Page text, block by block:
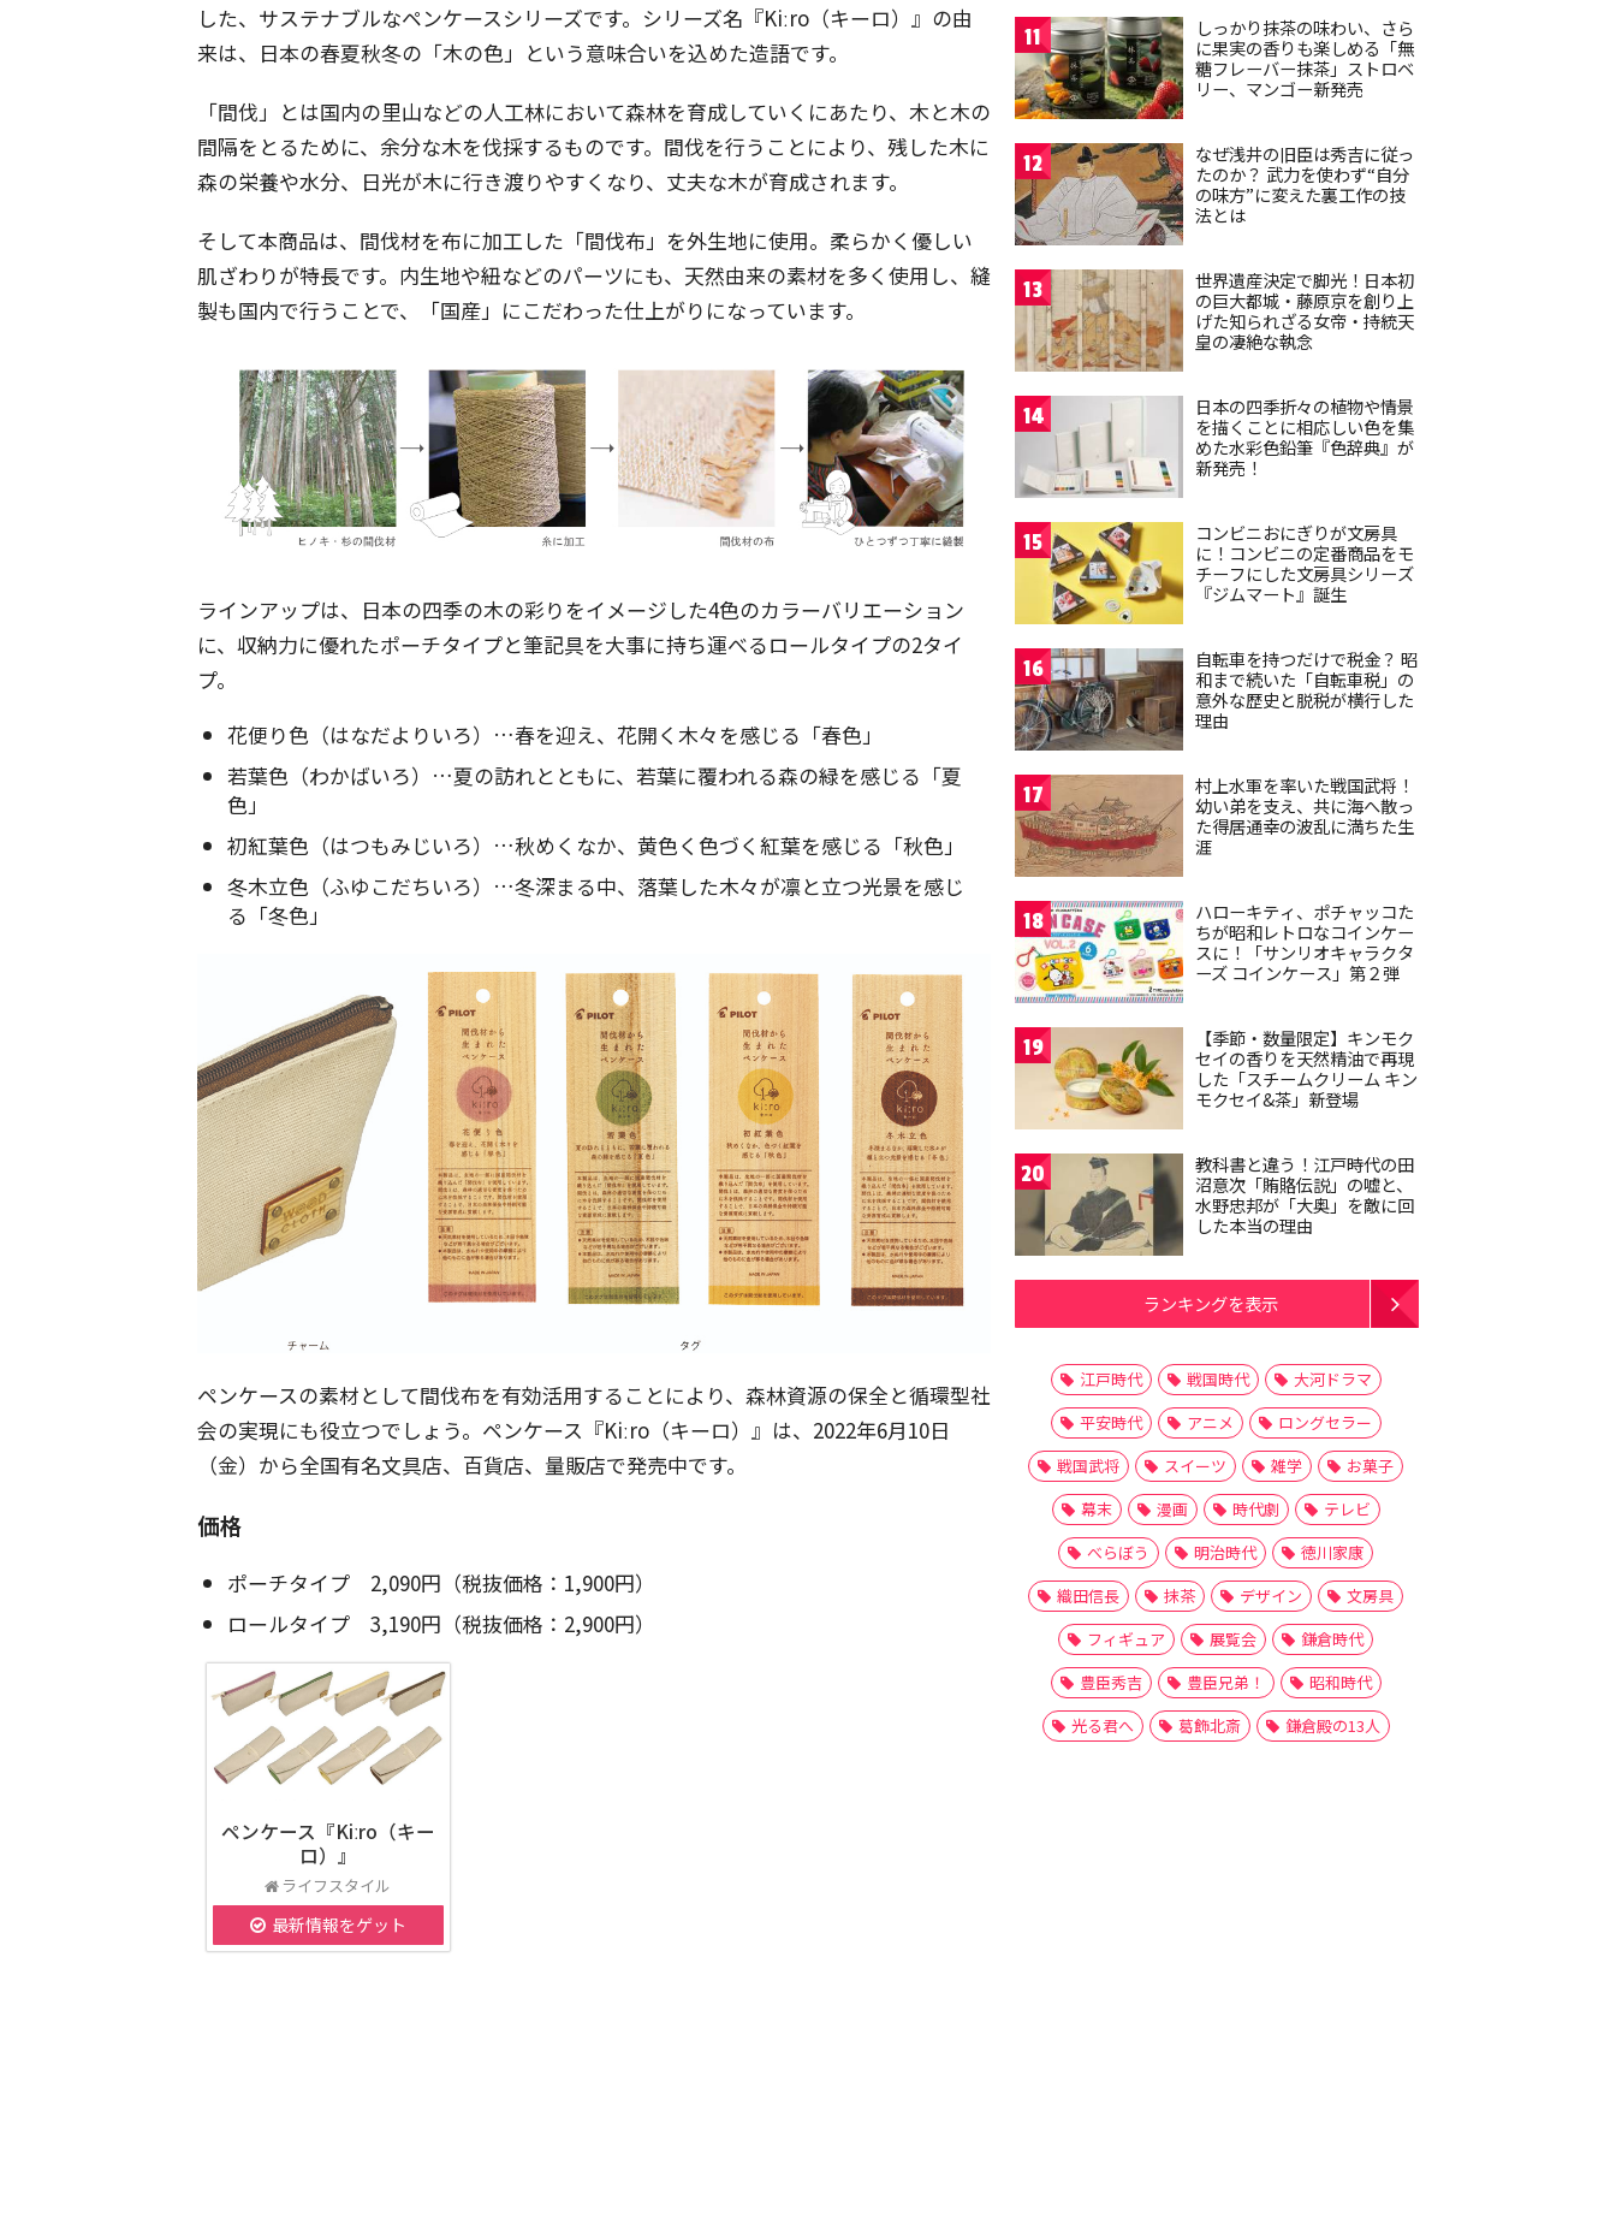
した、サステナブルなペンケースシリーズです。シリーズ名『Kiːro（キーロ）』の由
来は、日本の春夏秋冬の「木の色」という意味合いを込めた造語です。
「間伐」とは国内の里山などの人工林において森林を育成していくにあたり、木と木の
間隔をとるために、余分な木を伐採するものです。間伐を行うことにより、残した木に
森の栄養や水分、日光が木に行き渡りやすくなり、丈夫な木が育成されます。
そして本商品は、間伐材を布に加工した「間伐布」を外生地に使用。柔らかく優しい
肌ざわりが特長です。内生地や紐などのパーツにも、天然由来の素材を多く使用し、縫
製も国内で行うことで、「国産」にこだわった仕上がりになっています。
ラインアップは、日本の四季の木の彩りをイメージした4色のカラーバリエーション
に、収納力に優れたポーチタイプと筆記具を大事に持ち運べるロールタイプの2タイ
プ。
花便り色（はなだよりいろ）…春を迎え、花開く木々を感じる「春色」
若葉色（わかばいろ）…夏の訪れとともに、若葉に覆われる森の緑を感じる「夏
色」
初紅葉色（はつもみじいろ）…秋めくなか、黄色く色づく紅葉を感じる「秋色」
冬木立色（ふゆこだちいろ）…冬深まる中、落葉した木々が凛と立つ光景を感じ
る「冬色」
ペンケースの素材として間伐布を有効活用することにより、森林資源の保全と循環型社
会の実現にも役立つでしょう。ペンケース『Kiːro（キーロ）』は、2022年6月10日
（金）から全国有名文具店、百貨店、量販店で発売中です。
価格
ポーチタイプ 2,090円（税抜価格：1,900円）
ロールタイプ 3,190円（税抜価格：2,900円）
ペンケース『Kiːro（キー
ロ）』
ライフスタイル
最新情報をゲット
11
しっかり抹茶の味わい、さら
に果実の香りも楽しめる「無
糖フレーバー抹茶」ストロベ
リー、マンゴー新発売
12
なぜ浅井の旧臣は秀吉に従っ
たのか？ 武力を使わず“自分
の味方”に変えた裏工作の技
法とは
13
世界遺産決定で脚光！日本初
の巨大都城・藤原京を創り上
げた知られざる女帝・持統天
皇の凄絶な執念
14
日本の四季折々の植物や情景
を描くことに相応しい色を集
めた水彩色鉛筆『色辞典』が
新発売！
15
コンビニおにぎりが文房具
に！コンビニの定番商品をモ
チーフにした文房具シリーズ
『ジムマート』誕生
16
自転車を持つだけで税金？ 昭
和まで続いた「自転車税」の
意外な歴史と脱税が横行した
理由
17
村上水軍を率いた戦国武将！
幼い弟を支え、共に海へ散っ
た得居通幸の波乱に満ちた生
涯
18
ハローキティ、ポチャッコた
ちが昭和レトロなコインケー
スに！「サンリオキャラクタ
ーズ コインケース」第２弾
19
【季節・数量限定】キンモク
セイの香りを天然精油で再現
した「スチームクリーム キン
モクセイ&茶」新登場
20
教科書と違う！江戸時代の田
沼意次「賄賂伝説」の嘘と、
水野忠邦が「大奥」を敵に回
した本当の理由
ランキングを表示
江戸時代 戦国時代
大河ドラマ
平安時代
アニメ
ロングセラー
戦国武将
スイーツ 雑学
お菓子
幕末
漫画 時代劇
テレビ
べらぼう
明治時代
徳川家康
織田信長
抹茶 デザイン
文房具
フィギュア
展覧会
鎌倉時代
豊臣秀吉
豊臣兄弟！
昭和時代
光る君へ
葛飾北斎 鎌倉殿の13人